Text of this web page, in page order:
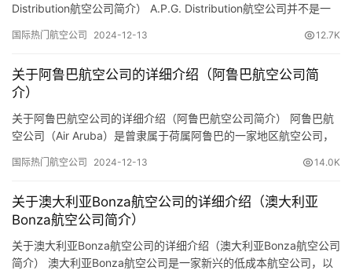
Distribution航空公司简介） A.P.G. Distribution航空公司并不是一
某个特定市场或区域的公司。在航空领域，APG（Air Promotion
国际热门航空公司 2024-12-13 12.7K
关于阿鲁巴航空公司的详细介绍（阿鲁巴航空公司简
介）
关于阿鲁巴航空公司的详细介绍（阿鲁巴航空公司简介） 阿鲁巴航
空公司（Air Aruba）是曾隶属于荷属阿鲁巴的一家地区航空公司，
息 公司名称：阿鲁巴航空公司（Air Aruba） 总部地点：中美洲阿鲁
空公司的代码） 成立时间：198…
国际热门航空公司 2024-12-13 14.0K
关于澳大利亚Bonza航空公司的详细介绍（澳大利亚
Bonza航空公司简介）
关于澳大利亚Bonza航空公司的详细介绍（澳大利亚Bonza航空公司
简介） 澳大利亚Bonza航空公司是一家新兴的低成本航空公司，以